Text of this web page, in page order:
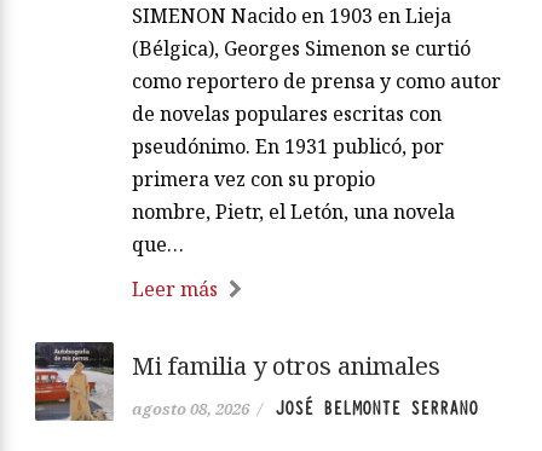
SIMENON Nacido en 1903 en Lieja
(Bélgica), Georges Simenon se curtió
como reportero de prensa y como autor
de novelas populares escritas con
pseudónimo. En 1931 publicó, por
primera vez con su propio
nombre, Pietr, el Letón, una novela
que…
Leer más
Mi familia y otros animales
agosto 08, 2026 / JOSÉ BELMONTE SERRANO